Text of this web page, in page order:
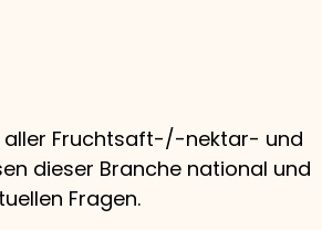
aller Fruchtsaft-/-nektar- und
dieser Branche national und
Fragen.